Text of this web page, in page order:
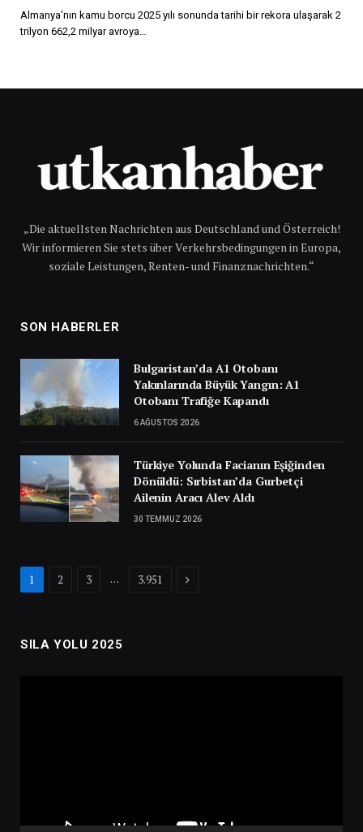
Almanya’nın kamu borcu 2025 yılı sonunda tarihi bir rekora ulaşarak 2
trilyon 662,2 milyar avroya…
„Die aktuellsten Nachrichten aus Deutschland und Österreich!
Wir informieren Sie stets über Verkehrsbedingungen in Europa,
soziale Leistungen, Renten- und Finanznachrichten.“
SON HABERLER
Bulgaristan’da A1 Otobanı
Yakınlarında Büyük Yangın: A1
Otobanı Trafiğe Kapandı
6 AĞUSTOS 2026
Türkiye Yolunda Facianın Eşiğinden
Dönüldü: Sırbistan’da Gurbetçi
Ailenin Aracı Alev Aldı
30 TEMMUZ 2026
1 2 3 … 3.951 Next
SILA YOLU 2025